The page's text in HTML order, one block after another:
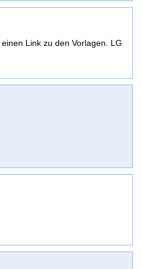
Link zu den Vorlagen. LG